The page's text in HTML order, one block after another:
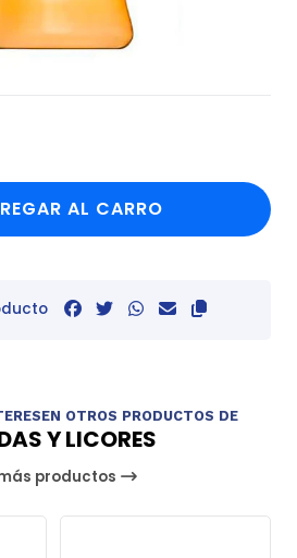
AL CARRO
OTROS PRODUCTOS DE
Y LICORES
productos